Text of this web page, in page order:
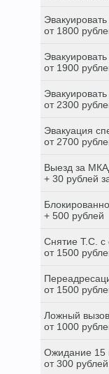
от 1800
от 1900
от 2300
Эвакуация
от 2700
Выезд за
+ 30 рублей
+ 500 рублей
Снятие Т.С. с
от 1500
от 1500
Ложный вызов
от 1000
Ожидание 15
от 300 рублей